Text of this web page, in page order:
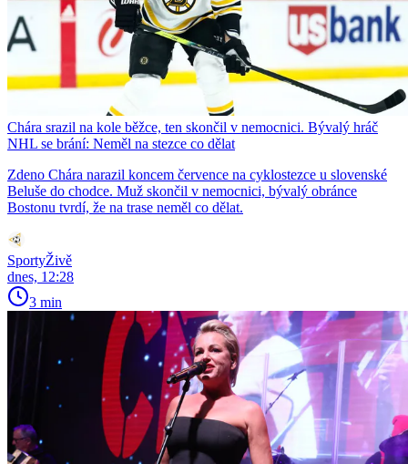
Chára srazil na kole běžce, ten skončil v nemocnici. Bývalý hráč
NHL se brání: Neměl na stezce co dělat
Zdeno Chára narazil koncem července na cyklostezce u slovenské
Beluše do chodce. Muž skončil v nemocnici, bývalý obránce
Bostonu tvrdí, že na trase neměl co dělat.
SportyŽivě
dnes, 12:28
3 min